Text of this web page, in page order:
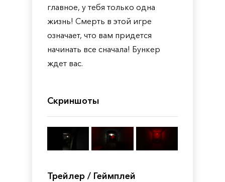
главное, у тебя только одна
жизнь! Смерть в этой игре
означает, что вам придется
начинать все сначала! Бункер
ждет вас.
Скриншоты
Трейлер / Геймплей